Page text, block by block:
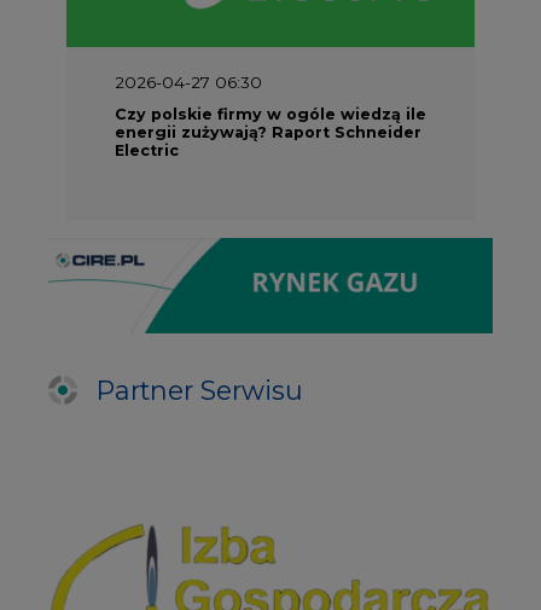
2026-04-27 06:30
Czy polskie firmy w ogóle wiedzą ile
energii zużywają? Raport Schneider
Electric
Partner Serwisu